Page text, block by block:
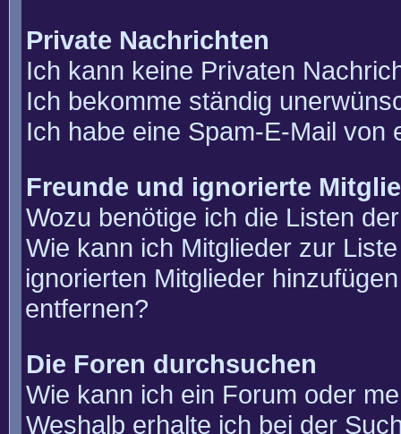
Private Nachrichten
Ich kann keine Privaten
Ich bekomme ständig
Ich habe eine Spam-E-Mail von
Freunde und ignorierte
Wozu benötige ich die Listen
Wie kann ich Mitglieder zur
ignorierten Mitglieder
entfernen?
Die Foren durchsuchen
Wie kann ich ein Forum oder
Weshalb erhalte ich bei der